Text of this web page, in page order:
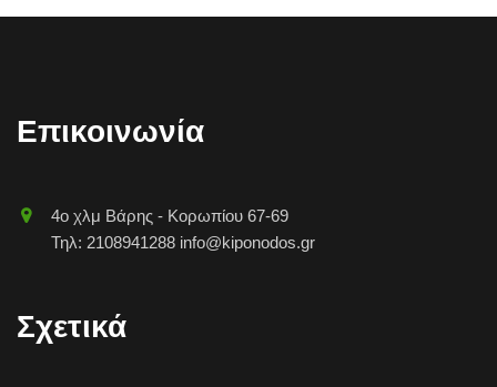
Επικοινωνία
4o χλμ Βάρης - Κορωπίου 67-69
Τηλ: 2108941288 info@kiponodos.gr
Σχετικά